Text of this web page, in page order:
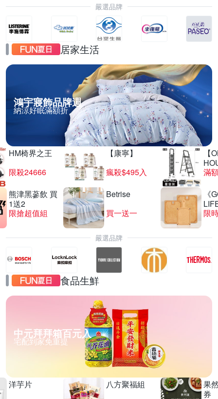
嚴選品牌
居家生活
鴻宇寢飾品牌週
納涼好眠滿額折
HM椅界之王
限殺24666
【康寧】
瘋殺$495入
【
滿
熊津黑蔘飲 買
1送2
限搶超值組
Betrise
買一送一
《
限
嚴選品牌
食品生鮮
中元拜拜箱百元入
宅配到家免重提
洋芋片
八方聚福組
果
券